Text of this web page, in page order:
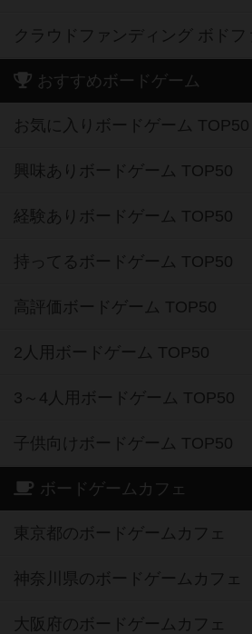
クラウドファンディング ボドフ
おすすめボードゲーム
お気に入りボードゲーム TOP50
興味ありボードゲーム TOP50
経験ありボードゲーム TOP50
持ってるボードゲーム TOP50
高評価ボードゲーム TOP50
2人用ボードゲーム TOP50
3～4人用ボードゲーム TOP50
子供向けボードゲーム TOP50
ボードゲームカフェ
東京都のボードゲームカフェ
神奈川県のボードゲームカフェ
大阪府のボードゲームカフェ